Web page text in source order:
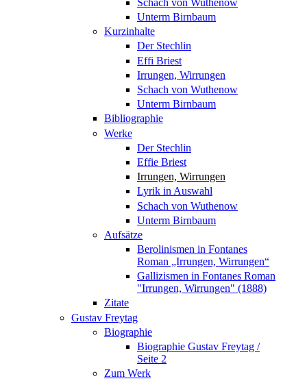
Unterm Birnbaum
Kurzinhalte
Der Stechlin
Effi Briest
Irrungen, Wirrungen
Schach von Wuthenow
Unterm Birnbaum
Bibliographie
Werke
Der Stechlin
Effie Briest
Irrungen, Wirrungen
Lyrik in Auswahl
Schach von Wuthenow
Unterm Birnbaum
Aufsätze
Berolinismen in Fontanes
Roman „Irrungen, Wirrungen“
Gallizismen in Fontanes Roman
"Irrungen, Wirrungen" (1888)
Zitate
Gustav Freytag
Biographie
Biographie Gustav Freytag /
Seite 2
Zum Werk